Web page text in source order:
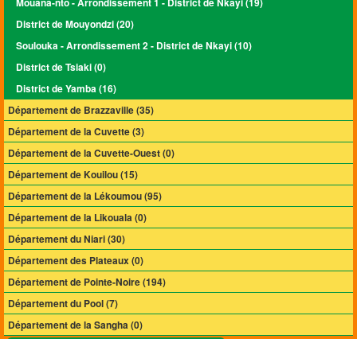
District de Mouyondzi (20)
Soulouka - Arrondissement 2 - District de Nkayi (10)
District de Tsiaki (0)
District de Yamba (16)
Département de Brazzaville (35)
Département de la Cuvette (3)
Département de la Cuvette-Ouest (0)
Département de Kouilou (15)
Département de la Lékoumou (95)
Département de la Likouala (0)
Département du Niari (30)
Département des Plateaux (0)
Département de Pointe-Noire (194)
Département du Pool (7)
Département de la Sangha (0)